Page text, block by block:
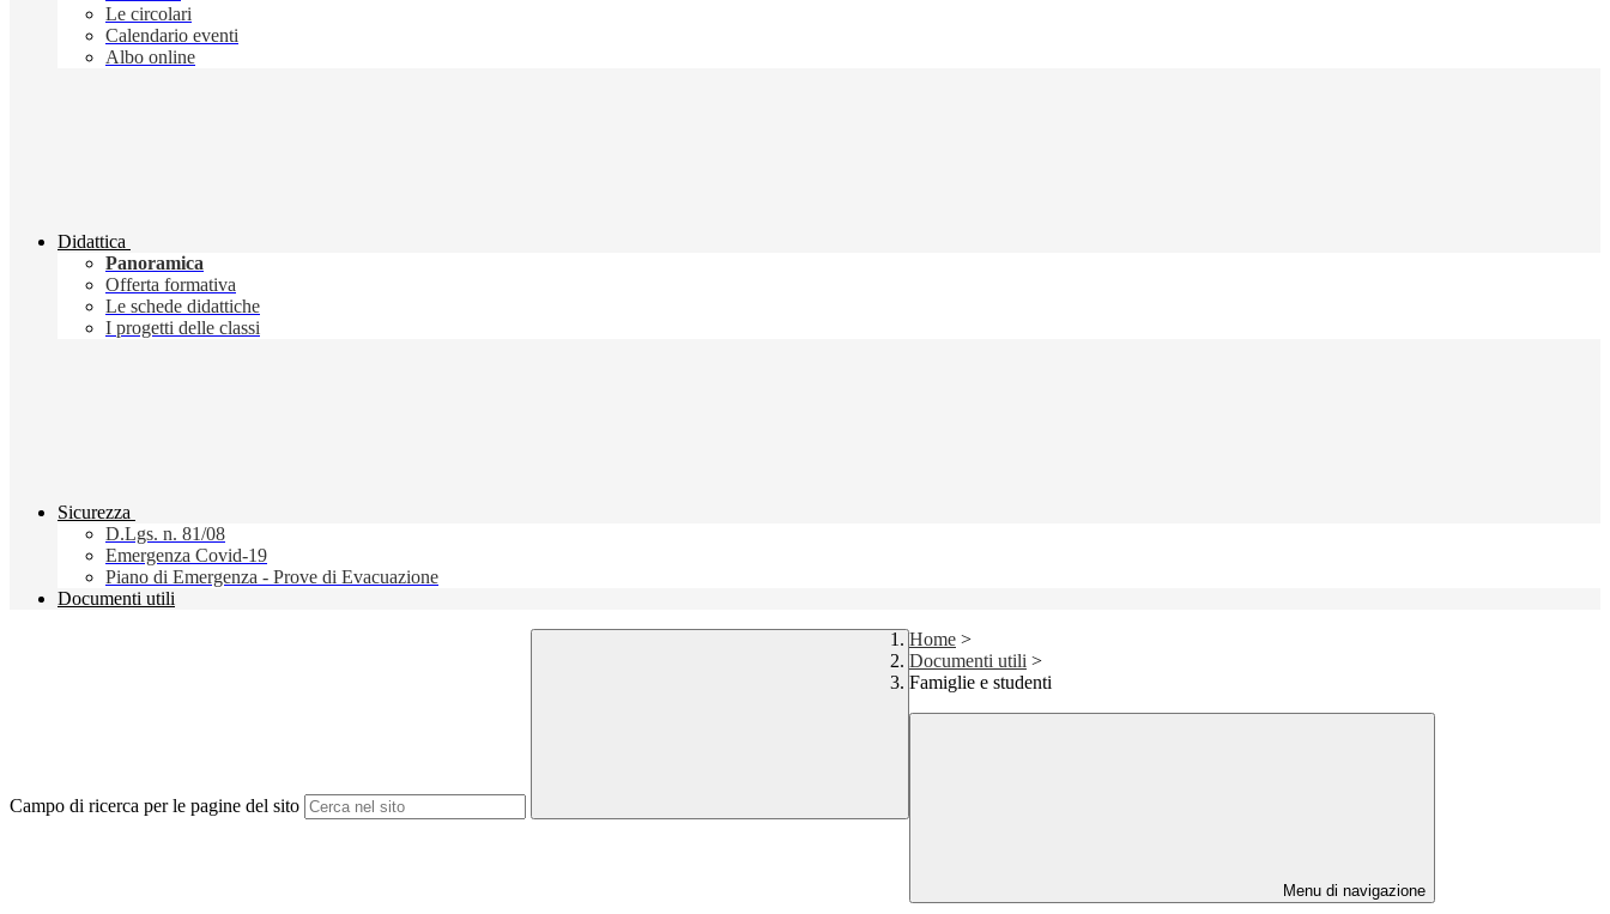
Le circolari
Calendario eventi
Albo online
Didattica
Panoramica
Offerta formativa
Le schede didattiche
I progetti delle classi
Sicurezza
D.Lgs. n. 81/08
Emergenza Covid-19
Piano di Emergenza - Prove di Evacuazione
Documenti utili
Campo di ricerca per le pagine del sito
Home >
Documenti utili >
Famiglie e studenti
Menu di navigazione